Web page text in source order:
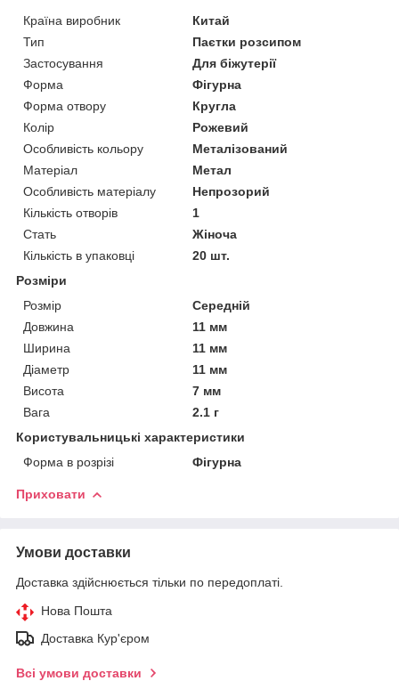
Країна виробник
Китай
Тип
Паєтки розсипом
Застосування
Для біжутерії
Форма
Фігурна
Форма отвору
Кругла
Колір
Рожевий
Особливість кольору
Металізований
Матеріал
Метал
Особливість матеріалу
Непрозорий
Кількість отворів
1
Стать
Жіноча
Кількість в упаковці
20 шт.
Розміри
Розмір
Середній
Довжина
11 мм
Ширина
11 мм
Діаметр
11 мм
Висота
7 мм
Вага
2.1 г
Користувальницькі характеристики
Форма в розрізі
Фігурна
Приховати
Умови доставки
Доставка здійснюється тільки по передоплаті.
Нова Пошта
Доставка Кур'єром
Всі умови доставки